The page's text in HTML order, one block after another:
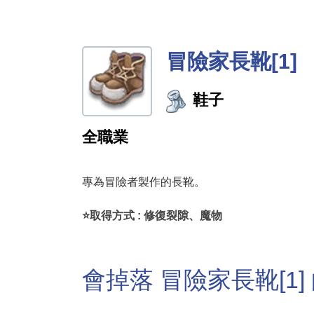
冒險家長靴[1]
鞋子
全職業
專為冒險者製作的長靴。
⭐取得方式 : 修復裂隙、魔物
會掉落 冒險家長靴[1]